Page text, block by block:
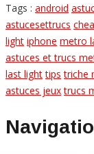
Tags : android
astucesettrucs
light iphone metro
astuces et trucs
last light tips triche
astuces jeux trucs